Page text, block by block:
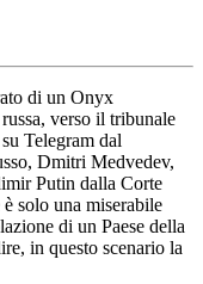
di un Onyx
verso il tribunale
Telegram dal
Dmitri Medvedev,
Putin dalla Corte
solo una miserabile
di un Paese della
in questo scenario la